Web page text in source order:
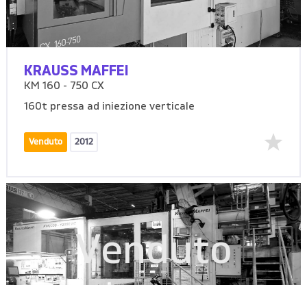
KRAUSS MAFFEI
KM 160 - 750 CX
160t pressa ad iniezione verticale
Venduto 2012
Venduto